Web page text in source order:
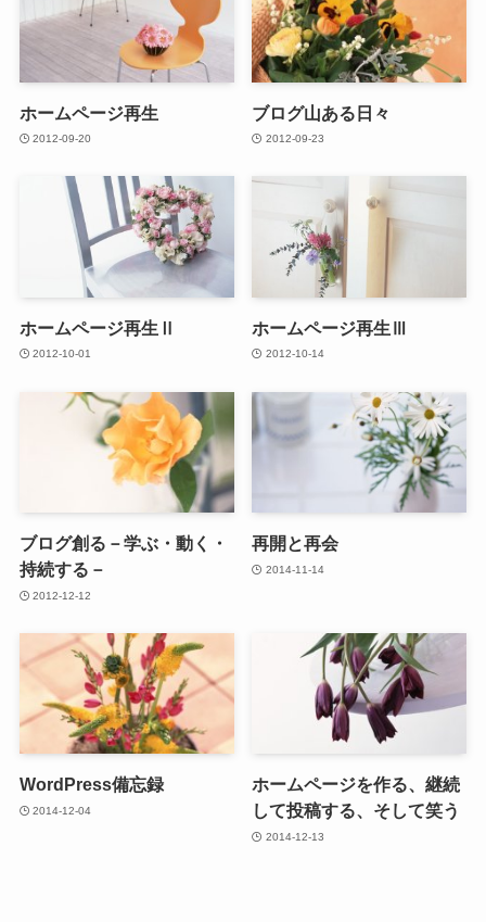
ホームページ再生
2012-09-20
ブログ山ある日々
2012-09-23
ホームページ再生Ⅱ
2012-10-01
ホームページ再生Ⅲ
2012-10-14
ブログ創る－学ぶ・動く・
持続する－
2012-12-12
再開と再会
2014-11-14
WordPress備忘録
2014-12-04
ホームページを作る、継続
して投稿する、そして笑う
2014-12-13